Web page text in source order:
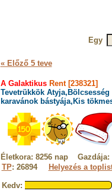
Egy
« Előző 5 teve
A GalaktikusRent [238321]
Tevetrükkök
karavánok bástyája,Kis
Életkora: 8256 nap Gazdája:
TP: 26894 Helyezés a
Kedv: